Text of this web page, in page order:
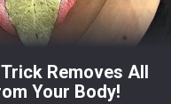
Removes All
Your Body!